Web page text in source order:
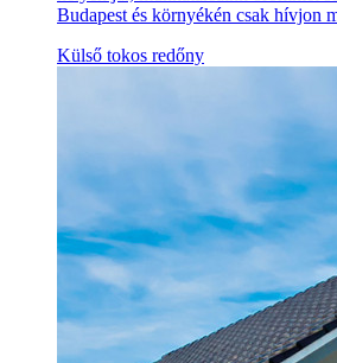
Budapest és környékén csak hívjon
Külső tokos redőny